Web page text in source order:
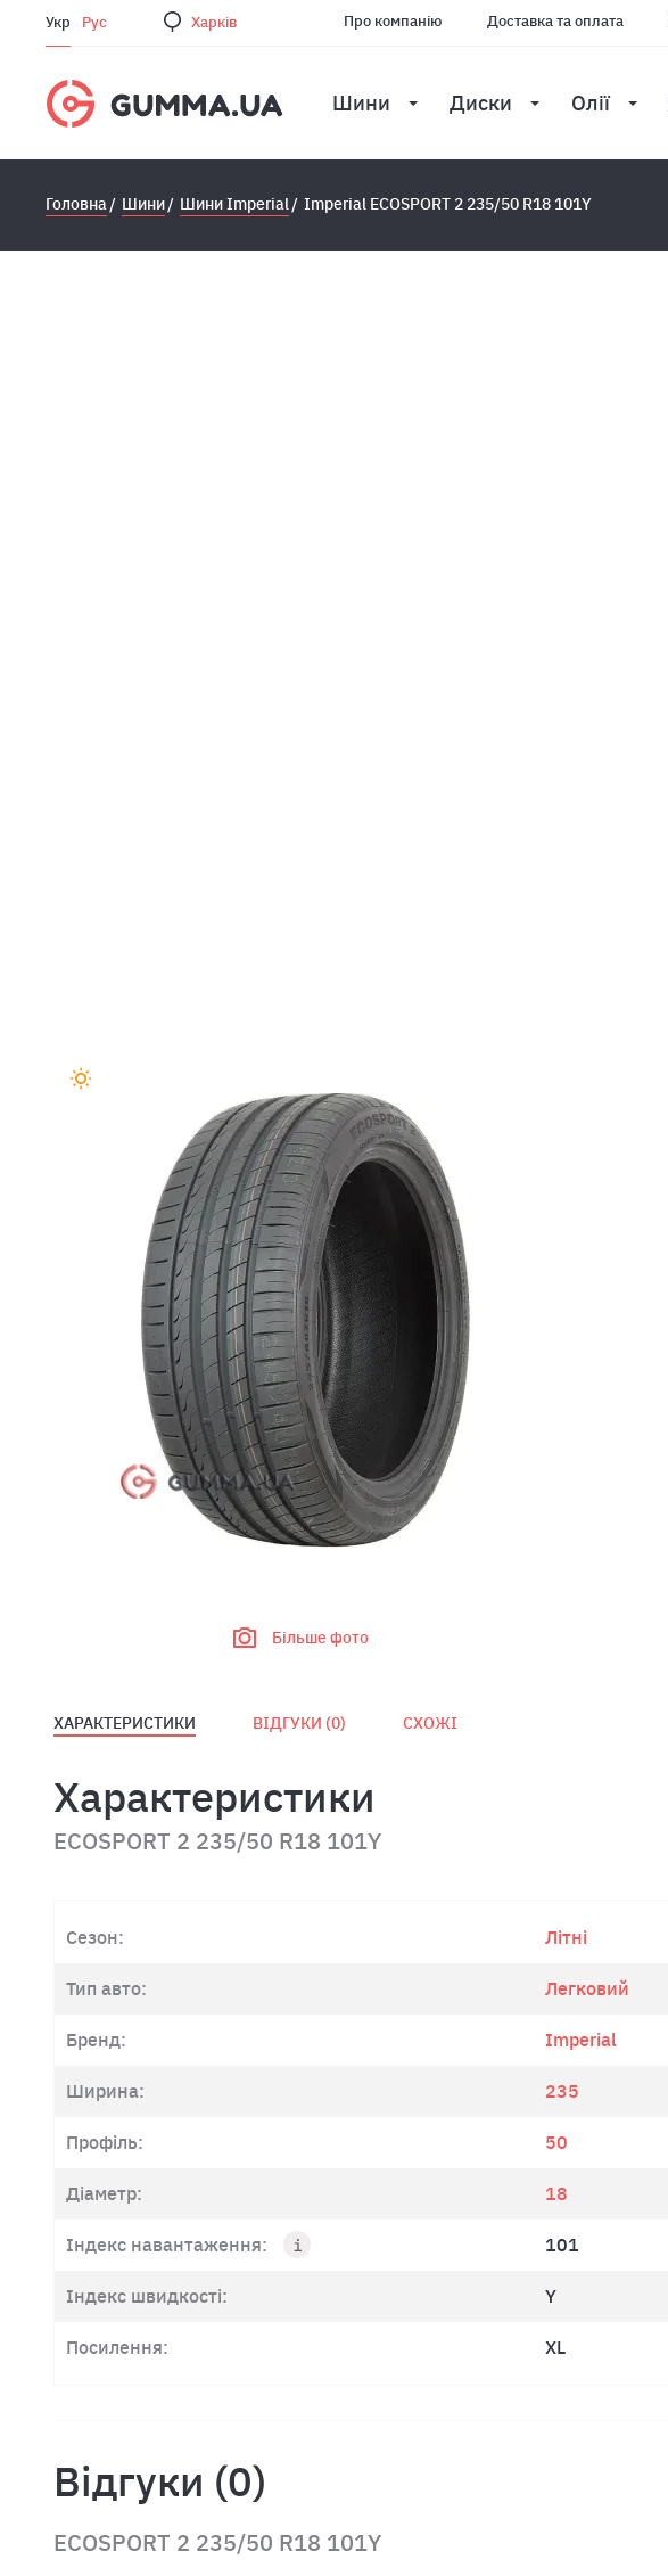
Укр Рус Харкiв Про компанію Доставка та оплата
Шини Диски Олії
Головна Шини Шини Imperial Imperial ECOSPORT 2 235/50 R18 101Y
Більше фото
ХАРАКТЕРИСТИКИ ВІДГУКИ (0) СХОЖІ
Характеристики
ECOSPORT 2 235/50 R18 101Y
Сезон: Літні
Тип авто: Легковий
Бренд: Imperial
Ширина: 235
Профіль: 50
Діаметр: 18
Індекс навантаження: 101
Індекс швидкості: Y
Посилення: XL
Відгуки (0)
ECOSPORT 2 235/50 R18 101Y